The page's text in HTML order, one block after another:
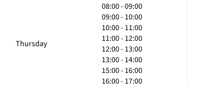
Thursday
08:00 - 09:00
09:00 - 10:00
10:00 - 11:00
11:00 - 12:00
12:00 - 13:00
13:00 - 14:00
15:00 - 16:00
16:00 - 17:00